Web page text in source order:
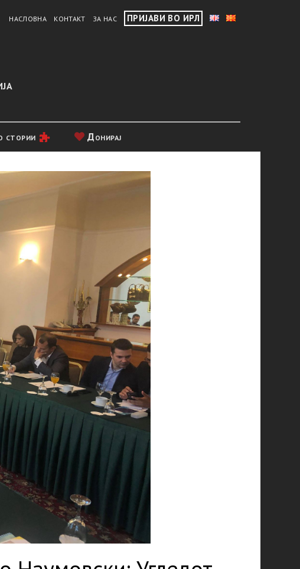
НАСЛОВНА КОНТАКТ ЗА НАС ПРИЈАВИ ВО ИРЛ
стории Донирај